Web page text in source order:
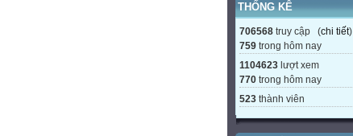
THỐNG KÊ
706568 truy cập (chi tiết)
759 trong hôm nay
1104623 lượt xem
770 trong hôm nay
523 thành viên